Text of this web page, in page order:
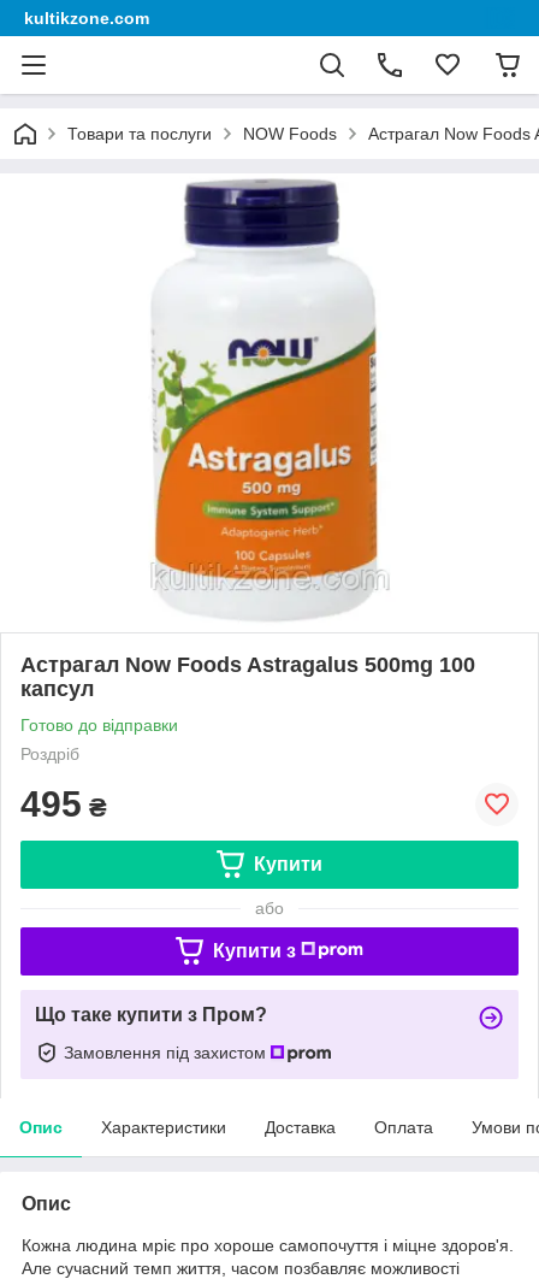
kultikzone.com
Товари та послуги NOW Foods Астрагал Now Foods
Астрагал Now Foods Astragalus 500mg 100
капсул
Готово до відправки
Роздріб
495 ₴
Купити
або
Купити з
Що таке купити з Пром?
Замовлення під захистом
Опис Характеристики Доставка Оплата Умови
Опис
Кожна людина мріє про хороше самопочуття і міцне здоров'я.
Але сучасний темп життя, часом позбавляє можливості